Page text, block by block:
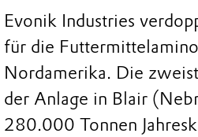
Evonik Industries
für die
Nordamerika. Die
der Anlage in Blair
280.000 Tonnen